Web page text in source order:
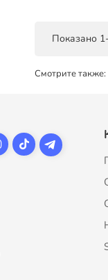
Показано
Смотрите также: